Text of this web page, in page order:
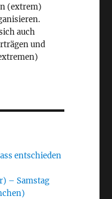
(extrem)
auch
und
entschieden
– Samstag